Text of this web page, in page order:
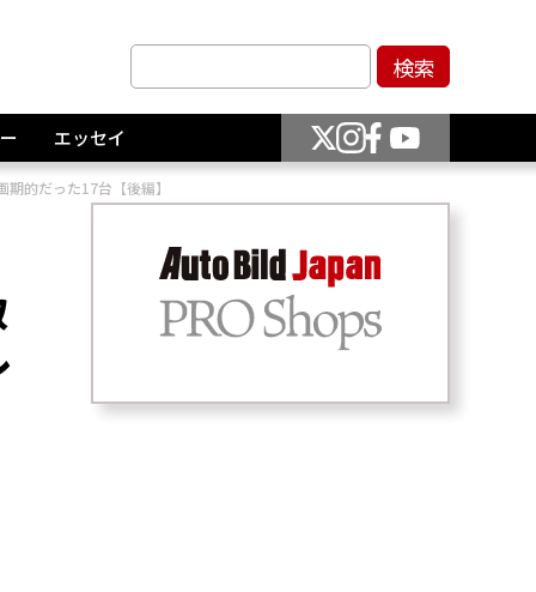
エッセイ
的だった17台【後編】